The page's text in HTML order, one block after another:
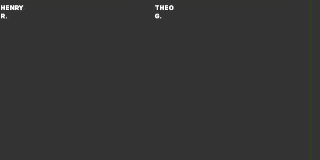
Henry
R.
Theo
G.